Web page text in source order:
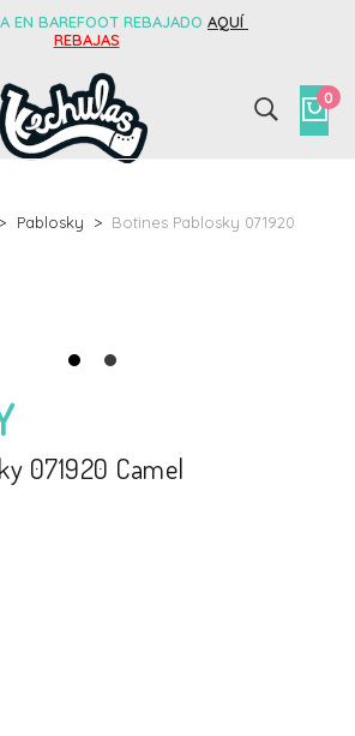
EN BAREFOOT REBAJADO AQUÍ
REBAJAS
0
Pablosky
Botines Pablosky 071920
071920 Camel